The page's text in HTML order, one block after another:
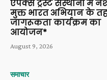
एपेक्स ट्रस्ट संस्थानों में
मुक्त भारत अभियान के
जागरूकता कार्यक्रम का
आयोजन*
August 9, 2026
समाचार